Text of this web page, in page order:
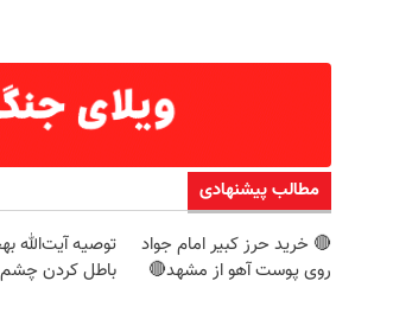
مطالب پیشنهادی
🔴 خرید حرز کبیر امام جواد
روی پوست آهو از مشهد🔴
توصیه آیت‌الله
باطل کردن